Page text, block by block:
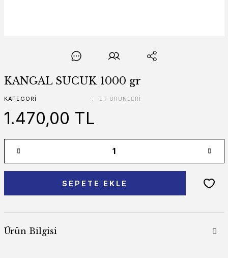
KANGAL SUCUK 1000 gr
KATEGORI ET ÜRÜNLERİ
1.470,00 TL
SEPETE EKLE
Ürün Bilgisi